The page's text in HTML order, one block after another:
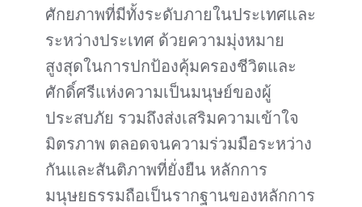
ศักยภาพที่มีทั้งระดับภายในประเทศและ
ระหว่างประเทศ ด้วยความมุ่งหมาย
สูงสุดในการปกป้องคุ้มครองชีวิตและ
ศักดิ์ศรีแห่งความเป็นมนุษย์ของผู้
ประสบภัย รวมถึงส่งเสริมความเข้าใจ
มิตรภาพ ตลอดจนความร่วมมือระหว่าง
กันและสันติภาพที่ยั่งยืน หลักการ
มนุษยธรรมถือเป็นรากฐานของหลักการ